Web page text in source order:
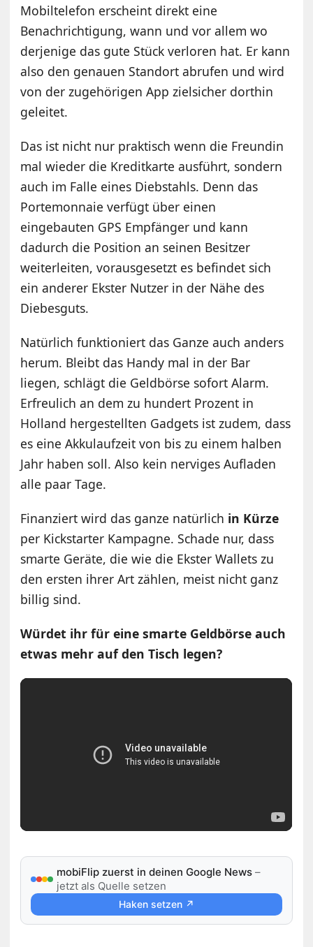
Mobiltelefon erscheint direkt eine
Benachrichtigung, wann und vor allem wo
derjenige das gute Stück verloren hat. Er kann
also den genauen Standort abrufen und wird
von der zugehörigen App zielsicher dorthin
geleitet.
Das ist nicht nur praktisch wenn die Freundin
mal wieder die Kreditkarte ausführt, sondern
auch im Falle eines Diebstahls. Denn das
Portemonnaie verfügt über einen
eingebauten GPS Empfänger und kann
dadurch die Position an seinen Besitzer
weiterleiten, vorausgesetzt es befindet sich
ein anderer Ekster Nutzer in der Nähe des
Diebesguts.
Natürlich funktioniert das Ganze auch anders
herum. Bleibt das Handy mal in der Bar
liegen, schlägt die Geldbörse sofort Alarm.
Erfreulich an dem zu hundert Prozent in
Holland hergestellten Gadgets ist zudem, dass
es eine Akkulaufzeit von bis zu einem halben
Jahr haben soll. Also kein nerviges Aufladen
alle paar Tage.
Finanziert wird das ganze natürlich in Kürze
per Kickstarter Kampagne. Schade nur, dass
smarte Geräte, die wie die Ekster Wallets zu
den ersten ihrer Art zählen, meist nicht ganz
billig sind.
Würdet ihr für eine smarte Geldbörse auch
etwas mehr auf den Tisch legen?
mobiFlip zuerst in deinen Google News –
jetzt als Quelle setzen
Haken setzen ↗